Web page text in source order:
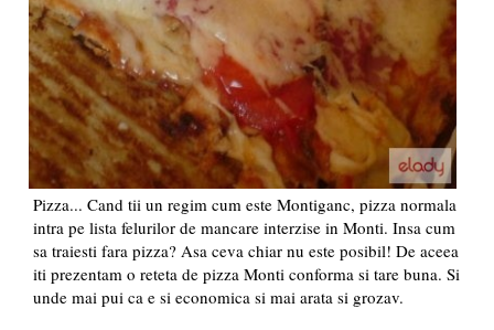
Pizza... Cand tii un regim cum este Montiganc, pizza normala
intra pe lista felurilor de mancare interzise in Monti. Insa cum
sa traiesti fara pizza? Asa ceva chiar nu este posibil! De aceea
iti prezentam o reteta de pizza Monti conforma si tare buna. Si
unde mai pui ca e si economica si mai arata si grozav.